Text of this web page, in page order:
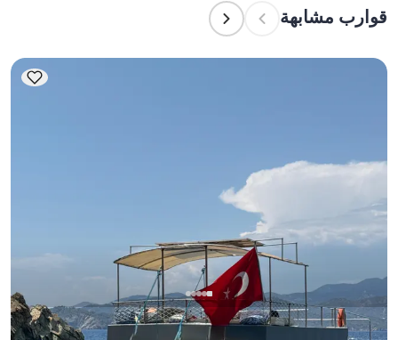
للإيجارات اليومية، فتنطبق سعة الإبحار.
قوارب مشابهة
فتحية, Muğla قارب جديد